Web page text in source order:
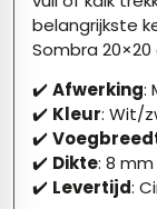
belangrijkste
Sombra
✔️Afwerking:
✔️ Kleur: Wit/
✔️
✔️ Dikte: 8 mm
✔️ Levertijd: